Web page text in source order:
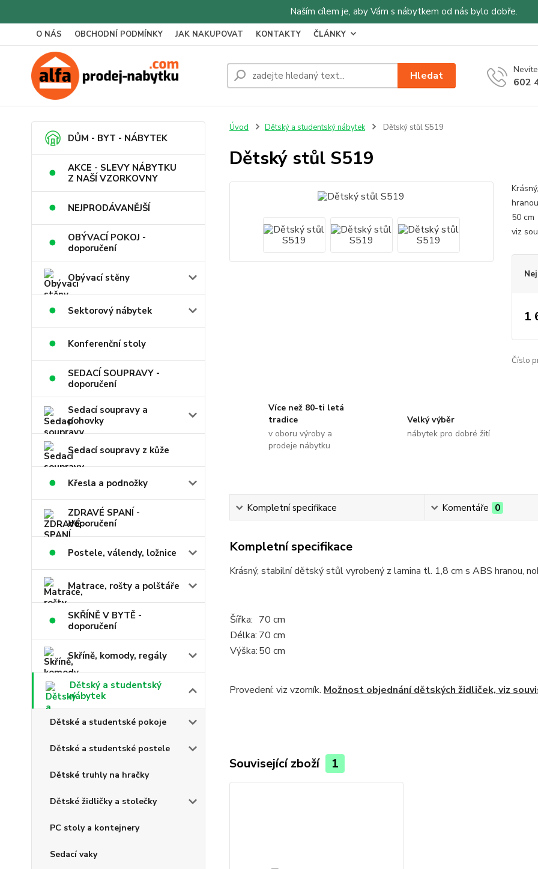
Naším cílem je, aby Vám s nábytkem od nás bylo dobře.
O NÁS OBCHODNÍ PODMÍNKY JAK NAKUPOVAT KONTAKTY ČLÁNKY
Hledat
602
DŮM - BYT - NÁBYTEK
AKCE - SLEVY NÁBYTKU
Z NAŠÍ VZORKOVNY
NEJPRODÁVANĚJŠÍ
OBÝVACÍ POKOJ -
doporučení
Obývací stěny
Sektorový nábytek
Konferenční stoly
SEDACÍ SOUPRAVY -
doporučení
Sedací soupravy a
pohovky
Sedací soupravy z kůže
Křesla a podnožky
ZDRAVÉ SPANÍ -
doporučení
Postele, válendy, ložnice
Matrace, rošty a polštáře
SKŘÍNĚ V BYTĚ -
doporučení
Skříně, komody, regály
Dětský a studentský
nábytek
Dětské a studentské pokoje
Dětské a studentské postele
Dětské truhly na hračky
Dětské židličky a stolečky
PC stoly a kontejnery
Sedací vaky
Úvod Dětský a studentský nábytek Dětský stůl S519
Dětský stůl S519
50 cm
viz
1
Číslo
Více než 80-ti letá
tradice
v oboru výroby a
prodeje nábytku
Velký výběr
nábytek pro dobré žití
Kompletní specifikace Komentáře 0
Kompletní specifikace
Krásný, stabilní dětský stůl vyrobený z lamina tl. 1,8 cm s ABS hranou,
Šířka: 70 cm
Délka: 70 cm
Výška:50 cm
Provedení: viz vzorník. Možnost objednání dětských židliček, viz
Související zboží 1